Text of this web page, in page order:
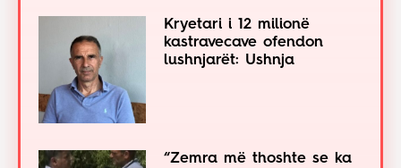
Kryetari i 12 milionë
kastravecave ofendon
lushnjarët: Ushnja
“Zemra më thoshte se ka